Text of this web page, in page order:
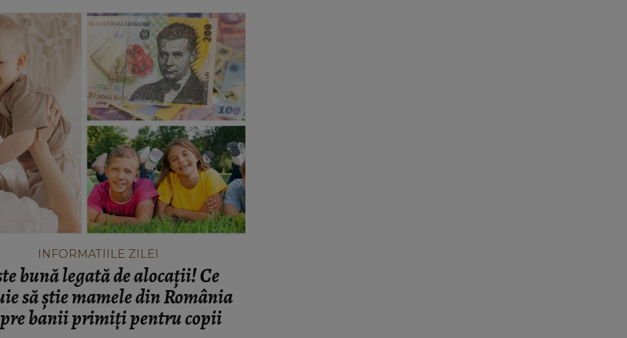
INFORMATIILE ZILEI
bună legată de alocații! Ce
să știe mamele din România
banii primiți pentru copii